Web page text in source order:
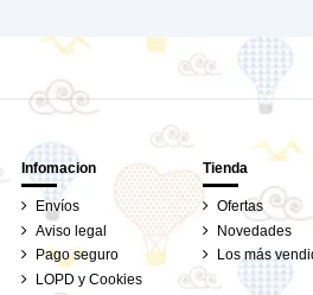
Infomacion
Envíos
Aviso legal
Pago seguro
LOPD y Cookies
Tienda
Ofertas
Novedades
Los más